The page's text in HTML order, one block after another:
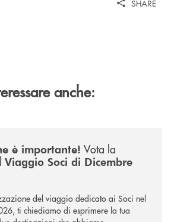
SHARE
anche:
è importante! Vota la
Viaggio Soci di Dicembre
del viaggio dedicato ai Soci nel
ti chiediamo di esprimere la tua